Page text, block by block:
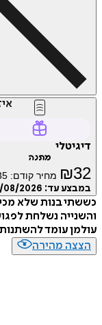
דיגיטלי
מתנה
₪32 מחיר קודם:
במבצע עד: 08/2026
כששתי בנות שלא
והשנייה נשלחת
עולמן עומד
הצצה מהירה